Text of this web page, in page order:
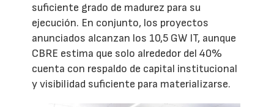
suficiente grado de madurez para su
ejecución. En conjunto, los proyectos
anunciados alcanzan los 10,5 GW IT, aunque
CBRE estima que solo alrededor del 40%
cuenta con respaldo de capital institucional
y visibilidad suficiente para materializarse.